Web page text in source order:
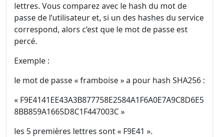
lettres. Vous comparez avec le hash du mot de
passe de l’utilisateur et, si un des hashes du service
correspond, alors c’est que le mot de passe est
percé.
Exemple :
le mot de passe « framboise » a pour hash SHA256 :
« F9E4141EE43A3B877758E2584A1F6A0E7A9C8D6E5
8BB859A1665D8C1F447003C »
les 5 premières lettres sont « F9E41 ».